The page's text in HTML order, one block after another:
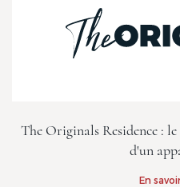
The Originals Residence :
d'un
En